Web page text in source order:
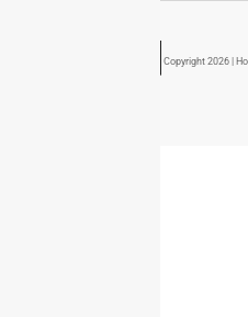
Copyright 2026 |